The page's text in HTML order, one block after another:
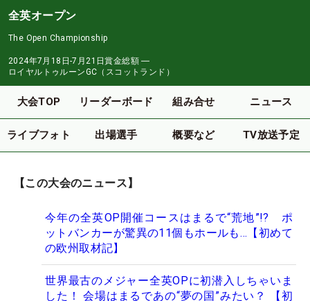
全英オープン
The Open Championship
2024年7月18日-7月21日賞金総額 ―
ロイヤルトゥルーンGC（スコットランド）
大会TOP リーダーボード 組み合せ ニュース
ライブフォト 出場選手 概要など TV放送予定
【この大会のニュース】
今年の全英OP開催コースはまるで“荒地”!? ポ
ットバンカーが驚異の11個もホールも…【初めて
の欧州取材記】
世界最古のメジャー全英OPに初潜入しちゃいま
した！ 会場はまるであの“夢の国”みたい？ 【初